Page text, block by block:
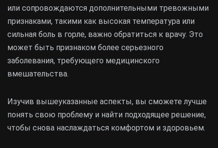
или сопровождаются дополнительными тревожными
признаками, такими как высокая температура или
сильная боль в горле, важно обратиться к врачу. Это
может быть признаком более серьезного
заболевания, требующего медицинского
вмешательства.
Изучив вышеуказанные аспекты, вы сможете лучше
понять свою проблему и найти подходящее решение,
чтобы снова наслаждаться комфортом и здоровьем.